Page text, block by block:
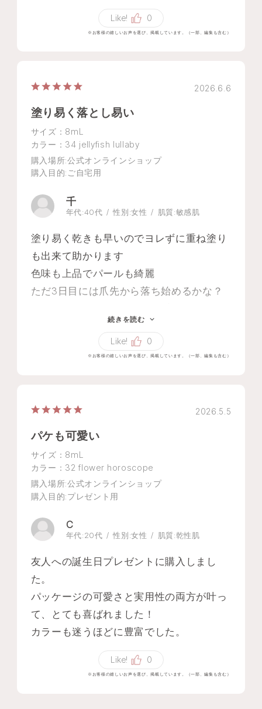
Like! 0
※お客様の嬉しいお声を選び、掲載しています。（一部、編集も含む）
2026.6.6
塗り易く落とし易い
サイズ：8mL
カラー：34 jellyfish lullaby
購入場所:公式オンラインショップ
購入目的:ご自宅用
千
年代:40代 性別:女性 肌質:敏感肌
塗り易く乾きも早いのでヨレずに重ね塗り
も出来て助かります
色味も上品でパールも綺麗
ただ3日目には爪先から落ち始めるかな？
易いので逆に丁度良いです
続きを読む
Like! 0
※お客様の嬉しいお声を選び、掲載しています。（一部、編集も含む）
2026.5.5
パケも可愛い
サイズ：8mL
カラー：32 flower horoscope
購入場所:公式オンラインショップ
購入目的:プレゼント用
C
年代:20代 性別:女性 肌質:乾性肌
友人への誕生日プレゼントに購入しまし
た。
パッケージの可愛さと実用性の両方が叶っ
て、とても喜ばれました！
カラーも迷うほどに豊富でした。
Like! 0
※お客様の嬉しいお声を選び、掲載しています。（一部、編集も含む）